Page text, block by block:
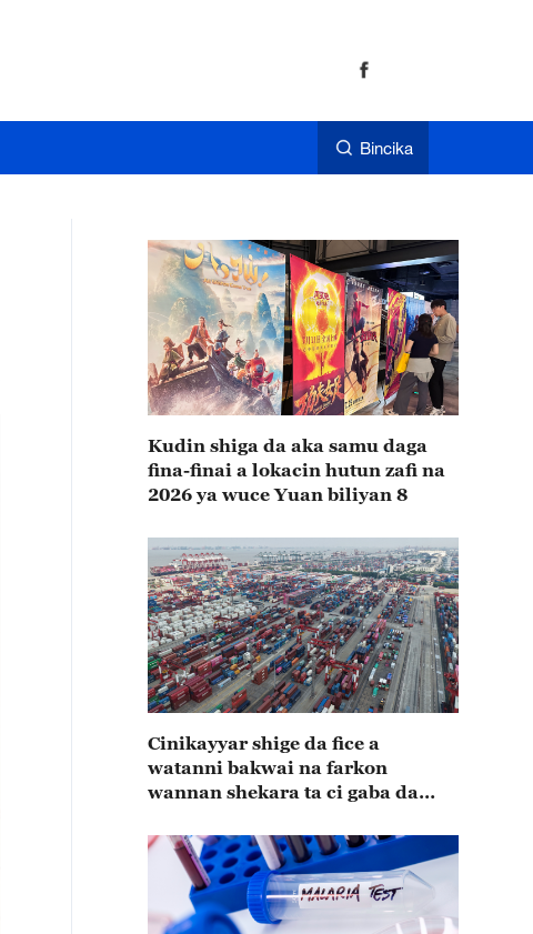
Bincika
Kudin shiga da aka samu daga
fina-finai a lokacin hutun zafi na
2026 ya wuce Yuan biliyan 8
Cinikayyar shige da fice a
watanni bakwai na farkon
wannan shekara ta ci gaba da